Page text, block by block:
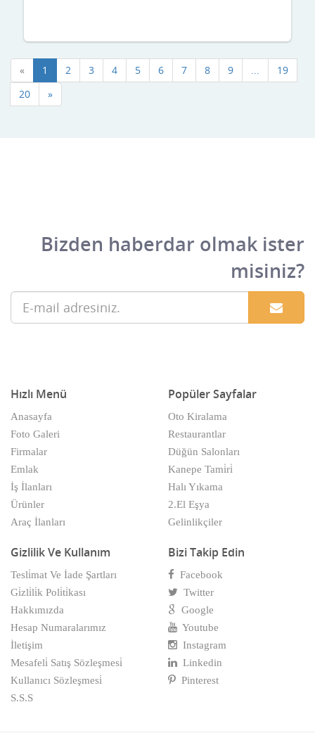
« 1 2 3 4 5 6 7 8 9
19
20
»
Bizden haberdar olmak ister
misiniz?
Hızlı Menü
Anasayfa
Foto Galeri
Firmalar
Emlak
İş İlanları
Ürünler
Araç İlanları
Popüler Sayfalar
Oto Kiralama
Restaurantlar
Düğün Salonları
Kanepe Tami̇ri̇
Halı Yıkama
2.El Eşya
Gelinlikçiler
Gizlilik Ve Kullanım
Tesli̇mat Ve İade Şartları
Gi̇zli̇li̇k Poli̇ti̇kası
Hakkımızda
Hesap Numaralarımız
İletişim
Mesafeli̇ Satış Sözleşmesi̇
Kullanıcı Sözleşmesi̇
S.S.S
Bizi Takip Edin
Facebook
Twitter
Google
Youtube
Instagram
Linkedin
Pinterest